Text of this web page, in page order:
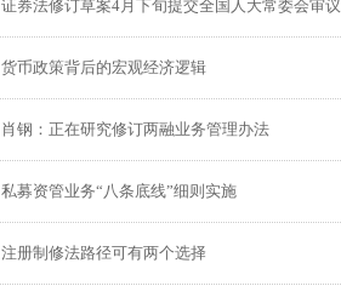
证券法修订草案4月下旬提交全国人大常委会审议
货币政策背后的宏观经济逻辑
肖钢：正在研究修订两融业务管理办法
私募资管业务“八条底线”细则实施
注册制修法路径可有两个选择